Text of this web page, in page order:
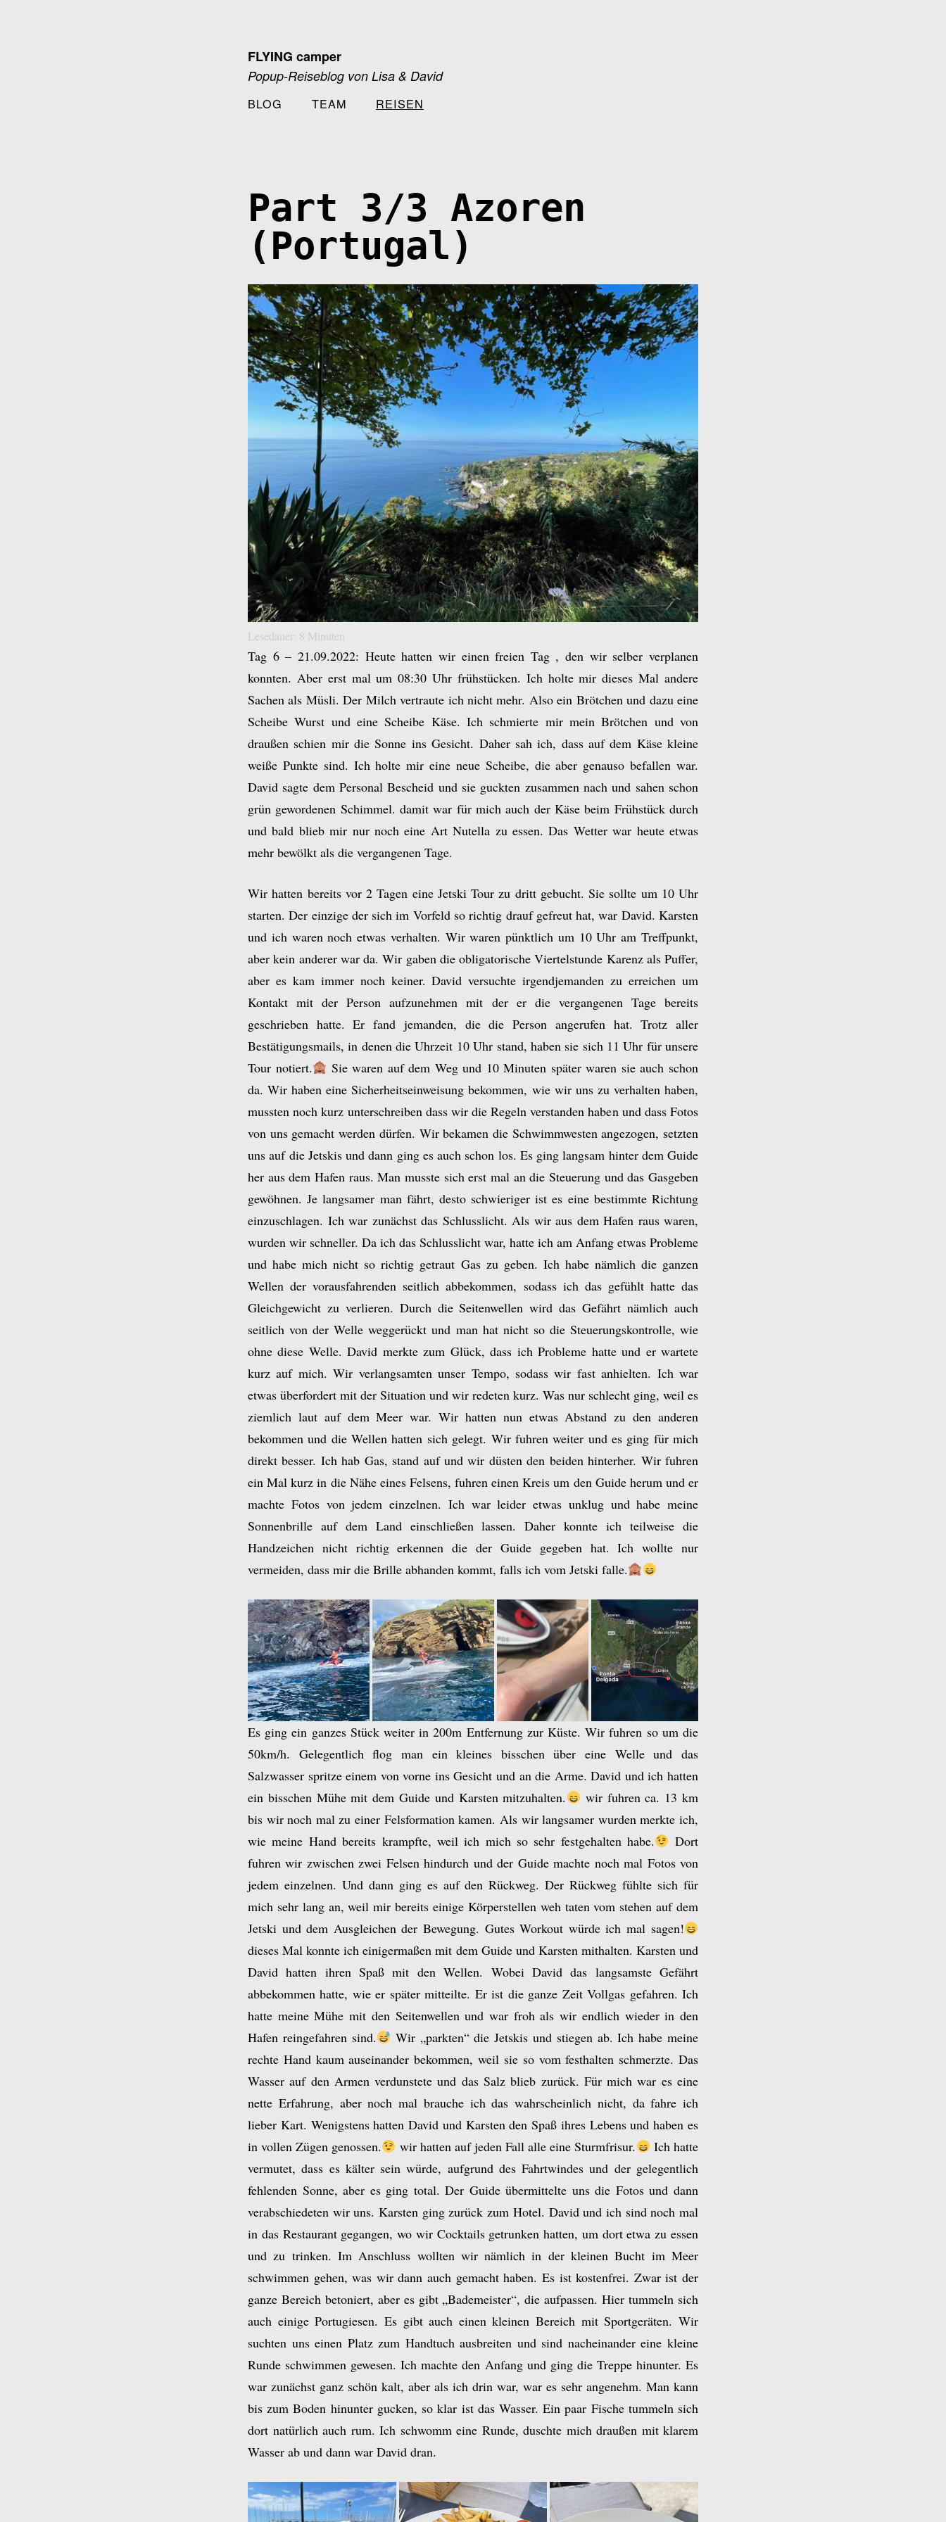
FLYING camper
Popup-Reiseblog von Lisa & David
BLOG TEAM REISEN
Part 3/3 Azoren
(Portugal)
Lesedauer: 8 Minuten
Tag 6 – 21.09.2022: Heute hatten wir einen freien Tag , den wir selber verplanen
konnten. Aber erst mal um 08:30 Uhr frühstücken. Ich holte mir dieses Mal andere
Sachen als Müsli. Der Milch vertraute ich nicht mehr. Also ein Brötchen und dazu eine
Scheibe Wurst und eine Scheibe Käse. Ich schmierte mir mein Brötchen und von
draußen schien mir die Sonne ins Gesicht. Daher sah ich, dass auf dem Käse kleine
weiße Punkte sind. Ich holte mir eine neue Scheibe, die aber genauso befallen war.
David sagte dem Personal Bescheid und sie guckten zusammen nach und sahen schon
grün gewordenen Schimmel. damit war für mich auch der Käse beim Frühstück durch
und bald blieb mir nur noch eine Art Nutella zu essen. Das Wetter war heute etwas
mehr bewölkt als die vergangenen Tage.
Wir hatten bereits vor 2 Tagen eine Jetski Tour zu dritt gebucht. Sie sollte um 10 Uhr
starten. Der einzige der sich im Vorfeld so richtig drauf gefreut hat, war David. Karsten
und ich waren noch etwas verhalten. Wir waren pünktlich um 10 Uhr am Treffpunkt,
aber kein anderer war da. Wir gaben die obligatorische Viertelstunde Karenz als Puffer,
aber es kam immer noch keiner. David versuchte irgendjemanden zu erreichen um
Kontakt mit der Person aufzunehmen mit der er die vergangenen Tage bereits
geschrieben hatte. Er fand jemanden, die die Person angerufen hat. Trotz aller
Bestätigungsmails, in denen die Uhrzeit 10 Uhr stand, haben sie sich 11 Uhr für unsere
Tour notiert.
Sie waren auf dem Weg und 10 Minuten später waren sie auch schon
da. Wir haben eine Sicherheitseinweisung bekommen, wie wir uns zu verhalten haben,
mussten noch kurz unterschreiben dass wir die Regeln verstanden haben und dass Fotos
von uns gemacht werden dürfen. Wir bekamen die Schwimmwesten angezogen, setzten
uns auf die Jetskis und dann ging es auch schon los. Es ging langsam hinter dem Guide
her aus dem Hafen raus. Man musste sich erst mal an die Steuerung und das Gasgeben
gewöhnen. Je langsamer man fährt, desto schwieriger ist es eine bestimmte Richtung
einzuschlagen. Ich war zunächst das Schlusslicht. Als wir aus dem Hafen raus waren,
wurden wir schneller. Da ich das Schlusslicht war, hatte ich am Anfang etwas Probleme
und habe mich nicht so richtig getraut Gas zu geben. Ich habe nämlich die ganzen
Wellen der vorausfahrenden seitlich abbekommen, sodass ich das gefühlt hatte das
Gleichgewicht zu verlieren. Durch die Seitenwellen wird das Gefährt nämlich auch
seitlich von der Welle weggerückt und man hat nicht so die Steuerungskontrolle, wie
ohne diese Welle. David merkte zum Glück, dass ich Probleme hatte und er wartete
kurz auf mich. Wir verlangsamten unser Tempo, sodass wir fast anhielten. Ich war
etwas überfordert mit der Situation und wir redeten kurz. Was nur schlecht ging, weil es
ziemlich laut auf dem Meer war. Wir hatten nun etwas Abstand zu den anderen
bekommen und die Wellen hatten sich gelegt. Wir fuhren weiter und es ging für mich
direkt besser. Ich hab Gas, stand auf und wir düsten den beiden hinterher. Wir fuhren
ein Mal kurz in die Nähe eines Felsens, fuhren einen Kreis um den Guide herum und er
machte Fotos von jedem einzelnen. Ich war leider etwas unklug und habe meine
Sonnenbrille auf dem Land einschließen lassen. Daher konnte ich teilweise die
Handzeichen nicht richtig erkennen die der Guide gegeben hat. Ich wollte nur
vermeiden, dass mir die Brille abhanden kommt, falls ich vom Jetski falle.
Es ging ein ganzes Stück weiter in 200m Entfernung zur Küste. Wir fuhren so um die
50km/h. Gelegentlich flog man ein kleines bisschen über eine Welle und das
Salzwasser spritze einem von vorne ins Gesicht und an die Arme. David und ich hatten
ein bisschen Mühe mit dem Guide und Karsten mitzuhalten.
wir fuhren ca. 13 km
bis wir noch mal zu einer Felsformation kamen. Als wir langsamer wurden merkte ich,
wie meine Hand bereits krampfte, weil ich mich so sehr festgehalten habe.
Dort
fuhren wir zwischen zwei Felsen hindurch und der Guide machte noch mal Fotos von
jedem einzelnen. Und dann ging es auf den Rückweg. Der Rückweg fühlte sich für
mich sehr lang an, weil mir bereits einige Körperstellen weh taten vom stehen auf dem
Jetski und dem Ausgleichen der Bewegung. Gutes Workout würde ich mal sagen!
dieses Mal konnte ich einigermaßen mit dem Guide und Karsten mithalten. Karsten und
David hatten ihren Spaß mit den Wellen. Wobei David das langsamste Gefährt
abbekommen hatte, wie er später mitteilte. Er ist die ganze Zeit Vollgas gefahren. Ich
hatte meine Mühe mit den Seitenwellen und war froh als wir endlich wieder in den
Hafen reingefahren sind.
Wir „parkten“ die Jetskis und stiegen ab. Ich habe meine
rechte Hand kaum auseinander bekommen, weil sie so vom festhalten schmerzte. Das
Wasser auf den Armen verdunstete und das Salz blieb zurück. Für mich war es eine
nette Erfahrung, aber noch mal brauche ich das wahrscheinlich nicht, da fahre ich
lieber Kart. Wenigstens hatten David und Karsten den Spaß ihres Lebens und haben es
in vollen Zügen genossen.
wir hatten auf jeden Fall alle eine Sturmfrisur.
Ich hatte
vermutet, dass es kälter sein würde, aufgrund des Fahrtwindes und der gelegentlich
fehlenden Sonne, aber es ging total. Der Guide übermittelte uns die Fotos und dann
verabschiedeten wir uns. Karsten ging zurück zum Hotel. David und ich sind noch mal
in das Restaurant gegangen, wo wir Cocktails getrunken hatten, um dort etwa zu essen
und zu trinken. Im Anschluss wollten wir nämlich in der kleinen Bucht im Meer
schwimmen gehen, was wir dann auch gemacht haben. Es ist kostenfrei. Zwar ist der
ganze Bereich betoniert, aber es gibt „Bademeister“, die aufpassen. Hier tummeln sich
auch einige Portugiesen. Es gibt auch einen kleinen Bereich mit Sportgeräten. Wir
suchten uns einen Platz zum Handtuch ausbreiten und sind nacheinander eine kleine
Runde schwimmen gewesen. Ich machte den Anfang und ging die Treppe hinunter. Es
war zunächst ganz schön kalt, aber als ich drin war, war es sehr angenehm. Man kann
bis zum Boden hinunter gucken, so klar ist das Wasser. Ein paar Fische tummeln sich
dort natürlich auch rum. Ich schwomm eine Runde, duschte mich draußen mit klarem
Wasser ab und dann war David dran.